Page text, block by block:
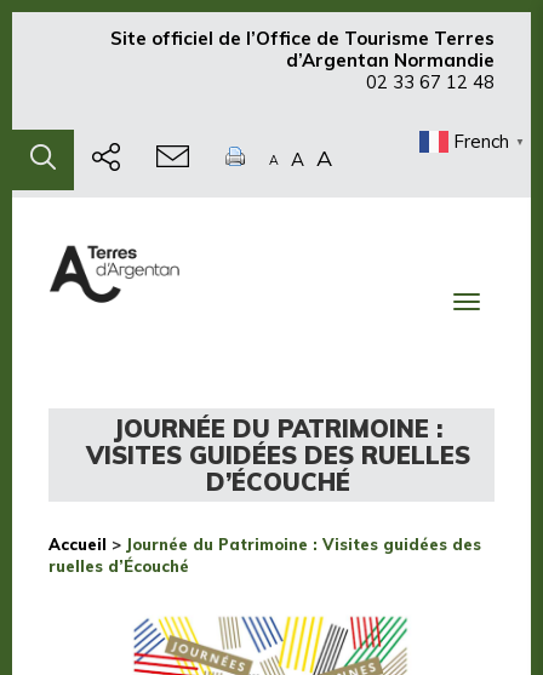
Site officiel de l’Office de Tourisme Terres
d’Argentan Normandie
02 33 67 12 48
A A A
French ▼
Toggle
JOURNÉE DU PATRIMOINE :
VISITES GUIDÉES DES RUELLES
D’ÉCOUCHÉ
Accueil > Journée du Patrimoine : Visites guidées des
ruelles d’Écouché